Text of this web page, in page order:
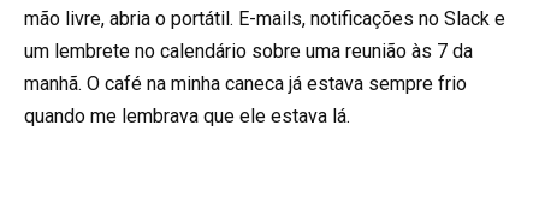
mão livre, abria o portátil. E-mails, notificações no Slack e
um lembrete no calendário sobre uma reunião às 7 da
manhã. O café na minha caneca já estava sempre frio
quando me lembrava que ele estava lá.